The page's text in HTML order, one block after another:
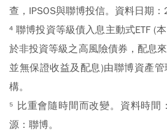
查，IPSOS與聯博投信。資料日期：
⁴聯博投資等級債入息主動式ETF (
於非投資等級之高風險債券，配息
並無保證收益及配息)由聯博資產
構。
⁵ 比重會隨時間而改變。 資料時間
源：聯博。